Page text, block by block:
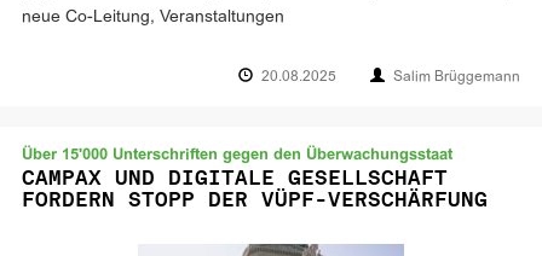
neue Co-Leitung, Veranstaltungen
20.08.2025 Salim Brüggemann
Über 15'000 Unterschriften gegen den Überwachungsstaat
CAMPAX UND DIGITALE GESELLSCHAFT
FORDERN STOPP DER VÜPF-VERSCHÄRFUNG